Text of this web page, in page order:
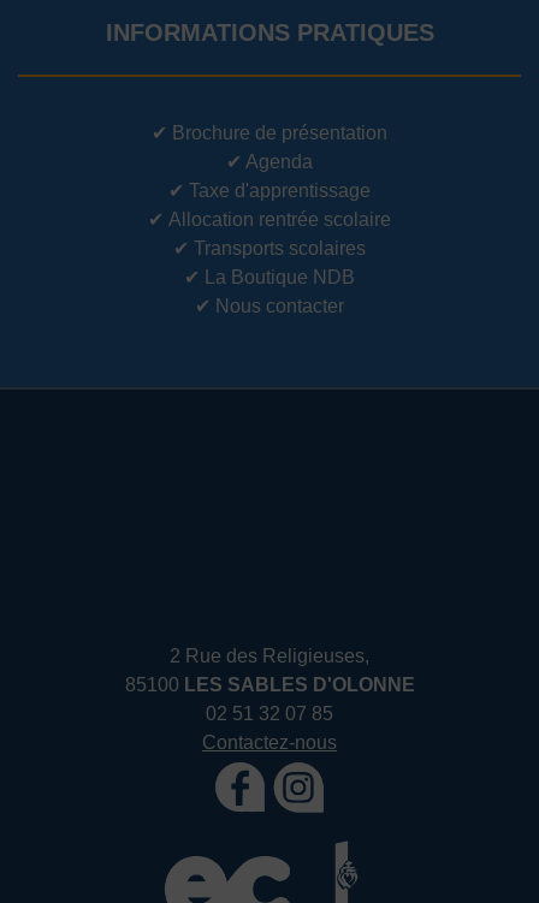
INFORMATIONS PRATIQUES
✔ Brochure de présentation
✔ Agenda
✔ Taxe d'apprentissage
✔ Allocation rentrée scolaire
✔ Transports scolaires
✔ La Boutique NDB
✔ Nous contacter
2 Rue des Religieuses,
85100 LES SABLES D'OLONNE
02 51 32 07 85
Contactez-nous